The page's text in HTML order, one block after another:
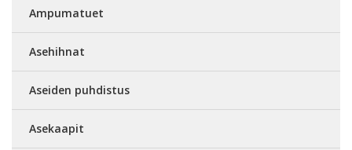
Ampumatuet
Asehihnat
Aseiden puhdistus
Asekaapit